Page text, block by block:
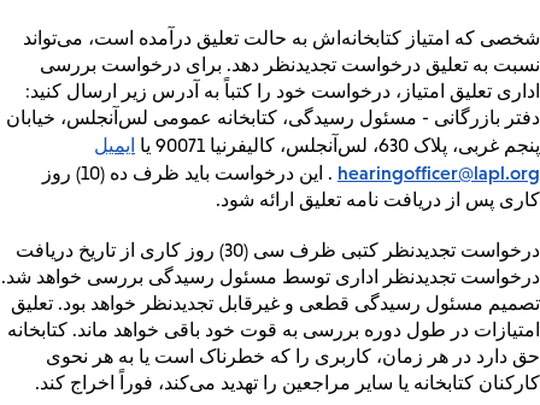
شخصی که امتیاز کتابخانه‌اش به حالت تعلیق درآمده است، می‌تواند
نسبت به تعلیق درخواست تجدیدنظر دهد. برای درخواست بررسی
اداری تعلیق امتیاز، درخواست خود را کتباً به آدرس زیر ارسال کنید:
دفتر بازرگانی - مسئول رسیدگی، کتابخانه عمومی لس‌آنجلس، خیابان
پنجم غربی، پلاک 630، لس‌آنجلس، کالیفرنیا 90071 یا
ایمیل
hearingofficer@lapl.org
. این درخواست باید ظرف ده (10) روز
کاری پس از دریافت نامه تعلیق ارائه شود.
درخواست تجدیدنظر کتبی ظرف سی (30) روز کاری از تاریخ دریافت
درخواست تجدیدنظر اداری توسط مسئول رسیدگی بررسی خواهد شد.
تصمیم مسئول رسیدگی قطعی و غیرقابل تجدیدنظر خواهد بود. تعلیق
امتیازات در طول دوره بررسی به قوت خود باقی خواهد ماند. کتابخانه
حق دارد در هر زمان، کاربری را که خطرناک است یا به هر نحوی
کارکنان کتابخانه یا سایر مراجعین را تهدید می‌کند، فوراً اخراج کند.